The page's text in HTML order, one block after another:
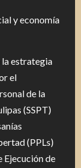
y economía
estrategia
el
de la
(SSPT)
(PPLs)
Ejecución de